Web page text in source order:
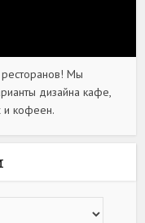
Мы
дизайна кафе,
и кофеен.